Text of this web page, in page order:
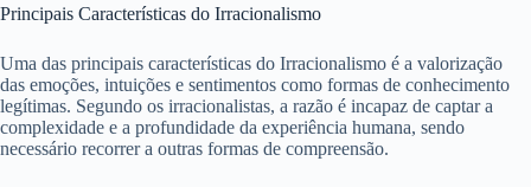
Principais Características do Irracionalismo
Uma das principais características do Irracionalismo é a valorização
das emoções, intuições e sentimentos como formas de conhecimento
legítimas. Segundo os irracionalistas, a razão é incapaz de captar a
complexidade e a profundidade da experiência humana, sendo
necessário recorrer a outras formas de compreensão.